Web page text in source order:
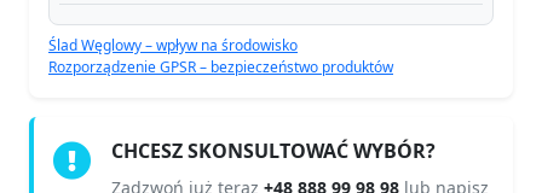
Ślad Węglowy – wpływ na środowisko
Rozporządzenie GPSR – bezpieczeństwo produktów
CHCESZ SKONSULTOWAĆ WYBÓR?
Zadzwoń już teraz +48 888 99 98 98 lub napisz